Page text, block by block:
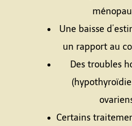
Une baisse
un rapport au
Des troubles
Certains